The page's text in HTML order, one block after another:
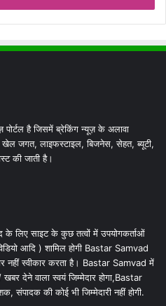
है जिसमें ब्रेकिंग न्यूज़ के अलावा
खेल जगत, लाइफस्टाइल, बिजनेस, सेहत, ब्यूटी,
की जाती है।
के लिए साइट के कुछ तत्वों में उपयोगकर्ताओं
आदि ) शामिल होगी Bastar Samvad
नहीं स्वीकार करता है। Bastar Samvad में
देने वाला स्वयं जिम्मेदार होगा,Bastar
की कोई भी जिम्मेदारी नहीं होगी.